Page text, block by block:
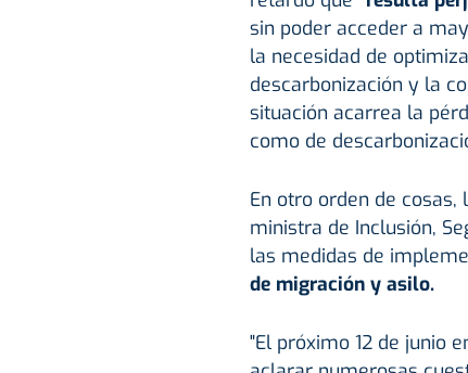
sin poder acceder a
la necesidad de
descarbonización y la
situación acarrea la
como de
En otro orden de
ministra de Inclusión,
las medidas de
de migración y asilo.
"El próximo 12 de junio